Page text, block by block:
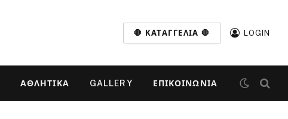
🛑 ΚΑΤΑΓΓΕΛΊΑ 🛑 LOGIN
ΑΘΛΗΤΙΚΆ GALLERY ΕΠΙΚΟΙΝΩΝΊΑ